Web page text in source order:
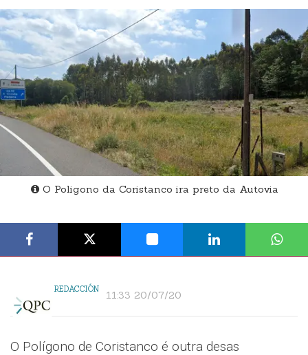
O Poligono da Coristanco ira preto da Autovia
REDACCIÓN 11:33 20/07/20
O Polígono de Coristanco é outra desas